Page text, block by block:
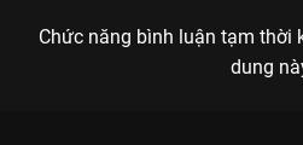
Chức năng bình luận tạm thời
dung